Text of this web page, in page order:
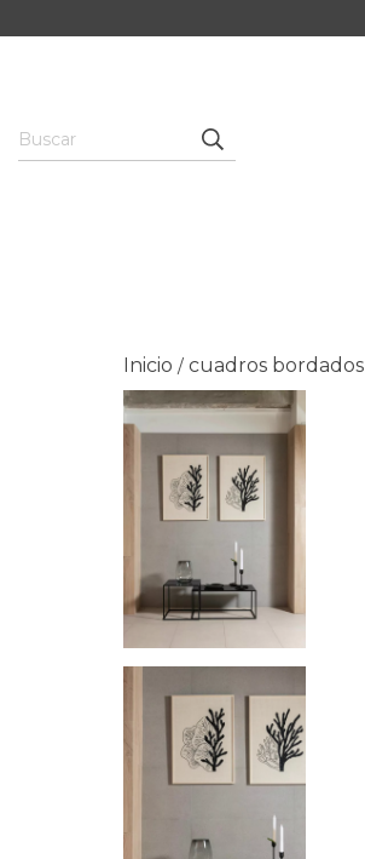
Inicio / cuadros bordados